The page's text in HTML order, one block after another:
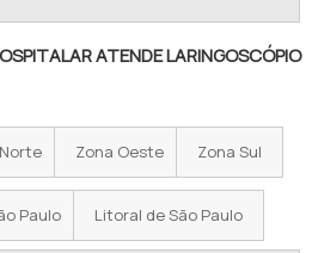
ATENDE LARINGOSCÓPIO
Zona Oeste Zona Sul
Paulo Litoral de São Paulo